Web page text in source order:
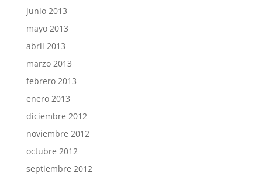
junio 2013
mayo 2013
abril 2013
marzo 2013
febrero 2013
enero 2013
diciembre 2012
noviembre 2012
octubre 2012
septiembre 2012